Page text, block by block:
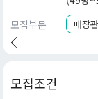
모집부문
매장
모집조건